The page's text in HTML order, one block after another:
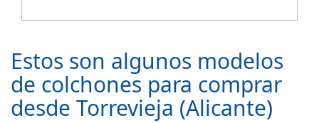
Estos son algunos modelos
de colchones para comprar
desde Torrevieja (Alicante)